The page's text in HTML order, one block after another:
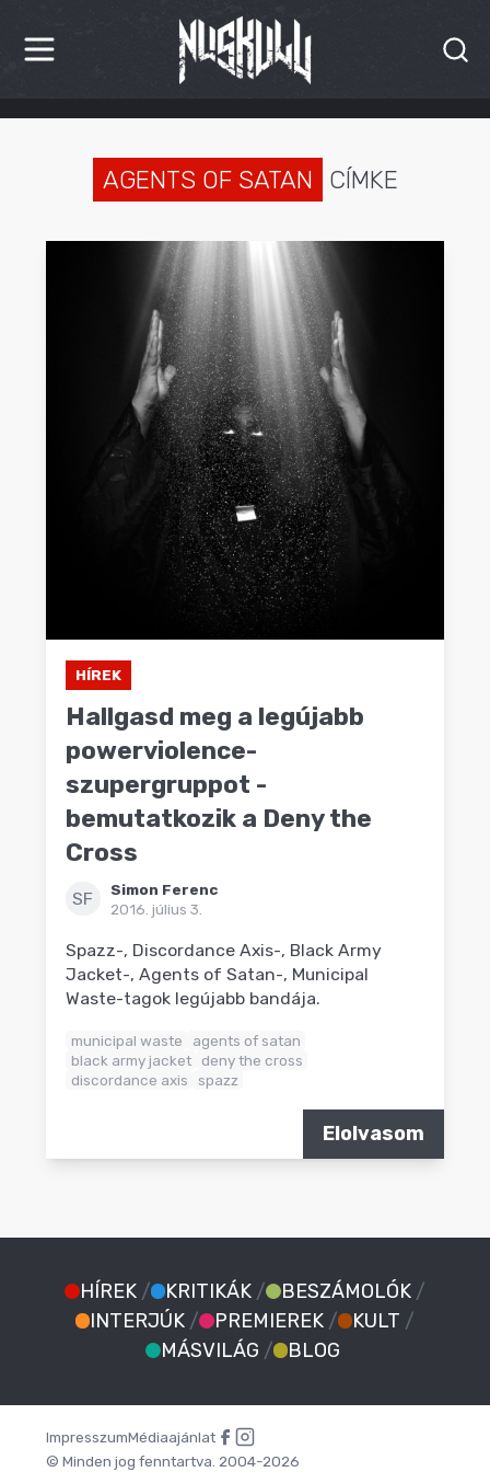
HÍREK
KRITIKÁKAGENTS OF SATAN CÍMKE
HÍREK
Hallgasd meg a legújabb
powerviolence-
szupergruppot -
bemutatkozik a Deny the
Cross
SF
Simon Ferenc
2016. július 3.
Spazz-, Discordance Axis-, Black Army
Jacket-, Agents of Satan-, Municipal
Waste-tagok legújabb bandája.
municipal waste
agents of satan
black army jacket
deny the cross
discordance axis
spazz
Elolvasom
HÍREK / KRITIKÁK / BESZÁMOLÓK /
INTERJÚK / PREMIEREK / KULT /
MÁSVILÁG / BLOG
ImpresszumMédiaajánlat
© Minden jog fenntartva. 2004-2026